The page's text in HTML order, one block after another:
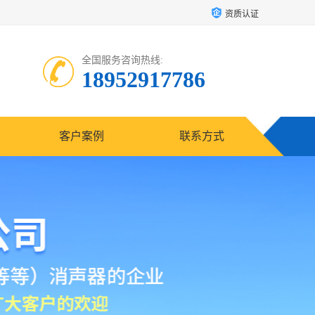
资质认证
全国服务咨询热线:
18952917786
客户案例 联系方式